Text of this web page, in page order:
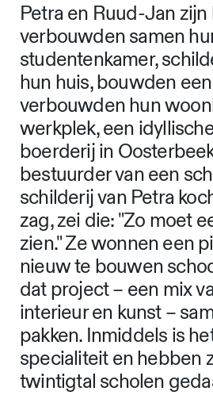
Petra en Ruud-Jan zijn
verbouwden samen
studentenkamer,
hun huis, bouwden
verbouwden hun
werkplek, een
boerderij in
bestuurder van een
schilderij van Petra
zag, zei die: "Zo moet
zien." Ze wonnen een
nieuw te bouwen
dat project – een mix
interieur en kunst –
pakken. Inmiddels is
specialiteit en hebben
twintigtal scholen